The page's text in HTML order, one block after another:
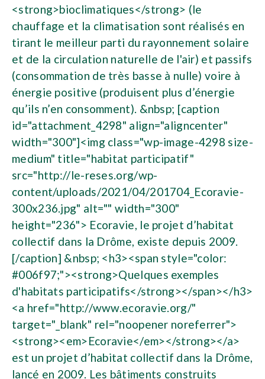
<strong>bioclimatiques</strong> (le
chauffage et la climatisation sont réalisés en
tirant le meilleur parti du rayonnement solaire
et de la circulation naturelle de l'air) et passifs
(consommation de très basse à nulle) voire à
énergie positive (produisent plus d’énergie
qu’ils n’en consomment). &nbsp; [caption
id="attachment_4298" align="aligncenter"
width="300"]<img class="wp-image-4298 size-
medium" title="habitat participatif"
src="http://le-reses.org/wp-
content/uploads/2021/04/201704_Ecoravie-
300x236.jpg" alt="" width="300"
height="236"> Ecoravie, le projet d’habitat
collectif dans la Drôme, existe depuis 2009.
[/caption] &nbsp; <h3><span style="color:
#006f97;"><strong>Quelques exemples
d'habitats participatifs</strong></span></h3>
<a href="http://www.ecoravie.org/"
target="_blank" rel="noopener noreferrer">
<strong><em>Ecoravie</em></strong></a>
est un projet d’habitat collectif dans la Drôme,
lancé en 2009. Les bâtiments construits